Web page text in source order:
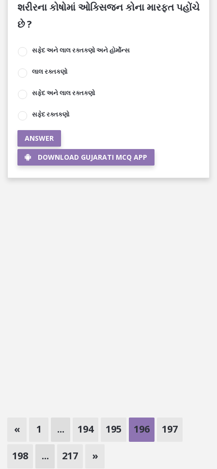
શરીરના કોષોમાં ઓક્સિજન કોના મારફત પહોંચે
છે ?
સફેદ અને લાલ રક્તકણો અને હોર્મોન્સ
લાલ રક્તકણો
સફેદ અને લાલ રક્તકણો
સફેદ રક્તકણો
ANSWER
DOWNLOAD GUJARATI MCQ APP
« 1 ... 194 195 196 197
198 ... 217 »